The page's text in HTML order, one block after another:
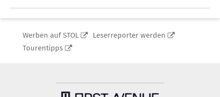
Werben auf STOL
Leserreporter werden
Tourentipps